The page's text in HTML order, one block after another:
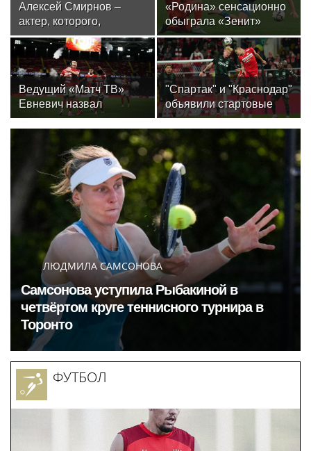
Алексей Смирнов –
актер, которого,
надеюсь, еще не
забыли
«Родина» сенсационно
обыграла «Зенит»
и одержала первую
победу в РПЛ
Ведущий «Матч ТВ»
Евневич назвал
«Спартак» фаворитом
матча с «Краснодаром»
"Спартак" и "Краснодар"
объявили стартовые
составы на матч 3-го
тура РПЛ
ЛЮДМИЛА САМСОНОВА
Самсонова уступила Рыбакиной в
четвёртом круге теннисного турнира в
Торонто
ФУТБОЛ